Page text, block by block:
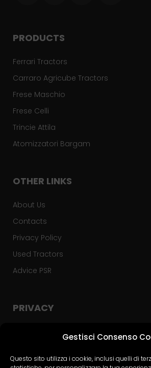
Gestisci Consenso
Questo sito utilizza i cookie, inclusi quelli di
PRODUCTS
Ferrari Tractors
Carraro Agricube Tractors
Frese Maschio
Frese Celli
Trincie Attila
Atomizzatori Bargam
OTHER LINKS
About Us
Contacts
Privacy Policy
Used Tractors
Advice PSR
PRIVACY